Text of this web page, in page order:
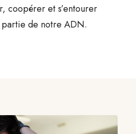
coopérer et s’entourer
de notre ADN.